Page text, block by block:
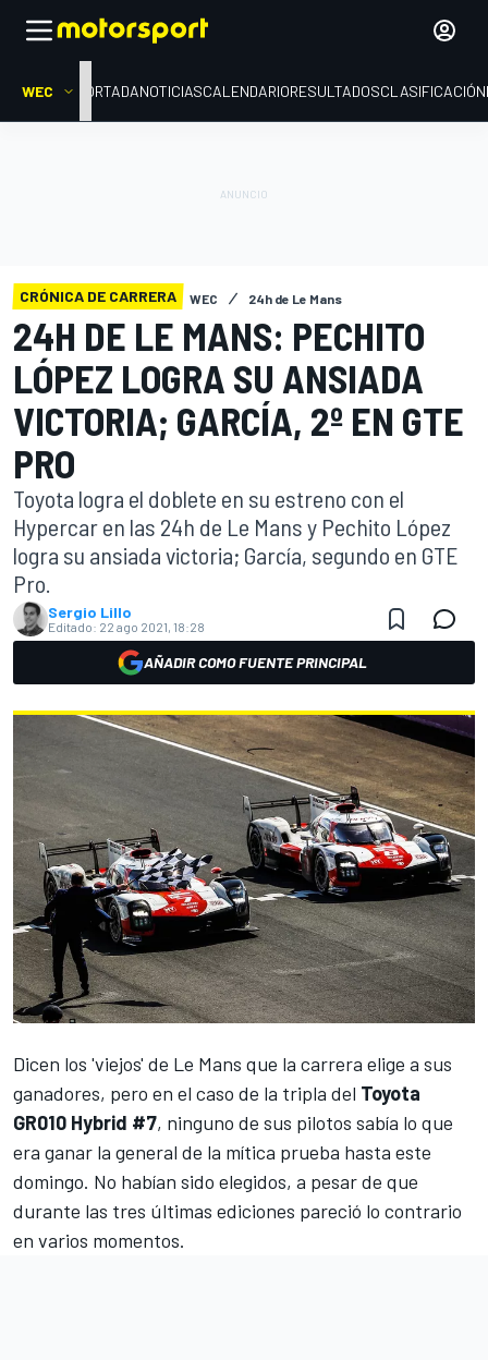
WEC PORTADANOTICIASCALENDARIORESULTADOSCLASIFICACIÓN
CRÓNICA DE CARRERA WEC 24h de Le Mans
24H DE LE MANS: PECHITO
LÓPEZ LOGRA SU ANSIADA
VICTORIA; GARCÍA, 2º EN GTE
PRO
Toyota logra el doblete en su estreno con el
Hypercar en las 24h de Le Mans y Pechito López
logra su ansiada victoria; García, segundo en GTE
Pro.
Sergio Lillo
Editado: 22 ago 2021, 18:28
AÑADIR COMO FUENTE PRINCIPAL
Dicen los 'viejos' de Le Mans que la carrera elige a sus
ganadores, pero en el caso de la tripla del Toyota
GR010 Hybrid #7, ninguno de sus pilotos sabía lo que
era ganar la general de la mítica prueba hasta este
domingo. No habían sido elegidos, a pesar de que
durante las tres últimas ediciones pareció lo contrario
en varios momentos.